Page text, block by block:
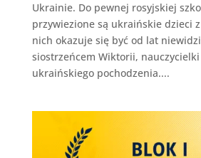
Ukrainie. Do pewnej rosyjskiej
przywiezione są ukraińskie dzieci
nich okazuje się być od lat
siostrzeńcem Wiktorii,
ukraińskiego pochodzenia....